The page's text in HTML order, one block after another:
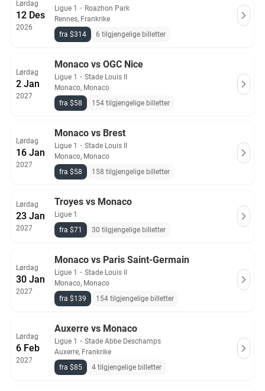
Lørdag
12 Des
2026
Ligue 1 ・ Roazhon Park
Rennes, Frankrike
fra $314
6 tilgjengelige billetter
Lørdag
2 Jan
2027
Monaco vs OGC Nice
Ligue 1 ・ Stade Louis II
Monaco, Monaco
fra $58
154 tilgjengelige billetter
Lørdag
16 Jan
2027
Monaco vs Brest
Ligue 1 ・ Stade Louis II
Monaco, Monaco
fra $58
158 tilgjengelige billetter
Lørdag
23 Jan
2027
Troyes vs Monaco
Ligue 1
fra $71
30 tilgjengelige billetter
Lørdag
30 Jan
2027
Monaco vs Paris Saint-Germain
Ligue 1 ・ Stade Louis II
Monaco, Monaco
fra $139
154 tilgjengelige billetter
Lørdag
6 Feb
2027
Auxerre vs Monaco
Ligue 1 ・ Stade Abbe Deschamps
Auxerre, Frankrike
fra $85
4 tilgjengelige billetter